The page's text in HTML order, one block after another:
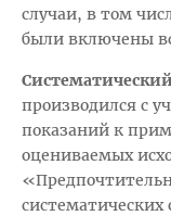
случаи, в том
были включены
производился с
показаний к
оцениваемых
систематических